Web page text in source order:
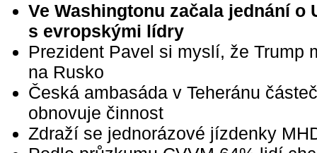
Ve Washingtonu začala jednání o
s evropskými lídry
Prezident Pavel si myslí, že Trump
na Rusko
Česká ambasáda v Teheránu
obnovuje činnost
Zdraží se jednorázové jízdenky